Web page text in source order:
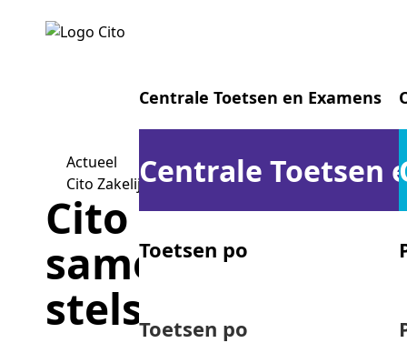
Centrale Toetsen en Examens
Centrale Toetsen
Toetsen po
Toetsen po
Centrale examens vo
Actueel
Cito Zakelijk brengt banken samen voor
Cito Zakelijk
samen voor
stelsel